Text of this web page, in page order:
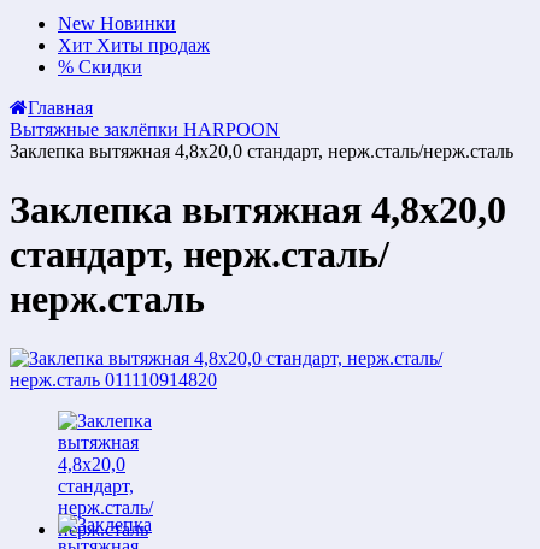
New Новинки
Хит Хиты продаж
% Скидки
Главная
Вытяжные заклёпки HARPOON
Заклепка вытяжная 4,8х20,0 стандарт, нерж.сталь/нерж.сталь
Заклепка вытяжная 4,8х20,0
стандарт, нерж.сталь/
нерж.сталь